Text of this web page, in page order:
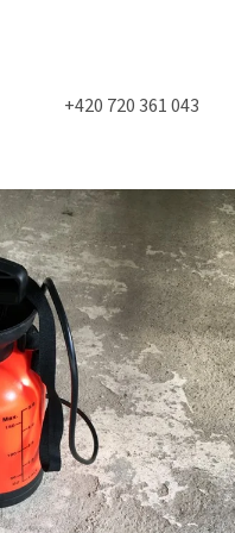
+420 720 361 043
STUDIOVÝ MOLITAN